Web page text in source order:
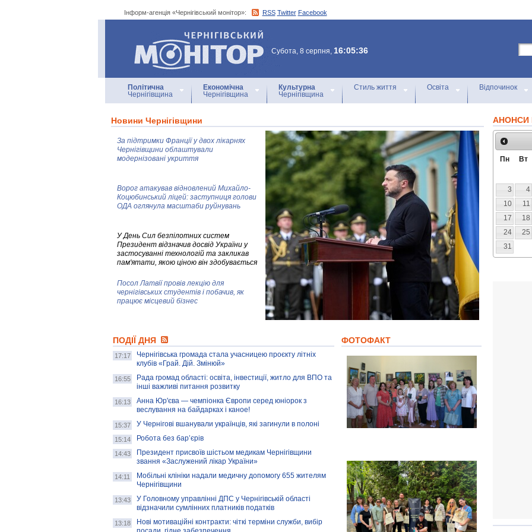
Інформ-агенція «Чернігівський монітор»: RSS Twitter Facebook
Інформ-агенція
«Чернігівський монітор»
Субота, 8 серпня, 16:05:36
Політична
Чернігівщина
Економічна
Чернігівщина
Культурна
Чернігівщина
Стиль життя Освіта Відпочинок
Новини Чернігівщини
За підтримки Франції у двох лікарнях
Чернігівщини облаштували
модернізовані укриття
Ворог атакував відновлений Михайло-
Коцюбинський ліцей: заступниця голови
ОДА оглянула масштаби руйнувань
У День Сил безпілотних систем
Президент відзначив досвід України у
застосуванні технологій та закликав
пам'ятати, якою ціною він здобувається
Посол Латвії провів лекцію для
чернігівських студентів і побачив, як
працює місцевий бізнес
колекцію про війну, емоції та тварин
AB InBev Efes Україна підтримала
навчальний проєкт "Молодіжна бізнес-
школа", спрямований на розвиток
підприємництва у Чернігівській області
Золота тварина: видання Forbes
написало про чернігівця Патрона: хто і
скільки на ньому заробляє? І куди
витрачають?
ПОДІЇ ДНЯ
17:17
Чернігівська громада стала учасницею проєкту літніх
клубів «Грай. Дій. Змінюй»
16:55
Рада громад області: освіта, інвестиції, житло для ВПО та
інші важливі питання розвитку
16:13
Анна Юр'єва — чемпіонка Європи серед юніорок з
веслування на байдарках і каное!
15:37 У Чернігові вшанували українців, які загинули в полоні
15:14 Робота без бар’єрів
14:43
Президент присвоїв шістьом медикам Чернігівщини
звання «Заслужений лікар України»
14:11
Мобільні клініки надали медичну допомогу 655 жителям
Чернігівщини
13:43
У Головному управлінні ДПС у Чернігівській області
відзначили сумлінних платників податків
13:18
Нові мотиваційні контракти: чіткі терміни служби, вибір
ФОТОФАКТ
АНОНСИ
Пн Вт
3
4
10
11
17
18
24
25
31